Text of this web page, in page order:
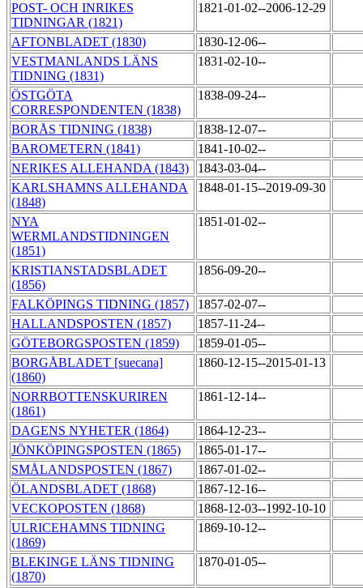
POST- OCH INRIKES
TIDNINGAR (1821)
1821-01-02--2006-12-29
AFTONBLADET (1830)
1830-12-06--
VESTMANLANDS LÄNS
TIDNING (1831)
1831-02-10--
ÖSTGÖTA
CORRESPONDENTEN (1838)
1838-09-24--
BORÅS TIDNING (1838)
1838-12-07--
BAROMETERN (1841)
1841-10-02--
NERIKES ALLEHANDA (1843)
1843-03-04--
KARLSHAMNS ALLEHANDA
(1848)
1848-01-15--2019-09-30
NYA
WERMLANDSTIDNINGEN
(1851)
1851-01-02--
KRISTIANSTADSBLADET
(1856)
1856-09-20--
FALKÖPINGS TIDNING (1857)
1857-02-07--
HALLANDSPOSTEN (1857)
1857-11-24--
GÖTEBORGSPOSTEN (1859)
1859-01-05--
BORGÅBLADET [suecana]
(1860)
1860-12-15--2015-01-13
NORRBOTTENSKURIREN
(1861)
1861-12-14--
DAGENS NYHETER (1864)
1864-12-23--
JÖNKÖPINGSPOSTEN (1865)
1865-01-17--
SMÅLANDSPOSTEN (1867)
1867-01-02--
ÖLANDSBLADET (1868)
1867-12-16--
VECKOPOSTEN (1868)
1868-12-03--1992-10-10
ULRICEHAMNS TIDNING
(1869)
1869-10-12--
BLEKINGE LÄNS TIDNING
(1870)
1870-01-05--